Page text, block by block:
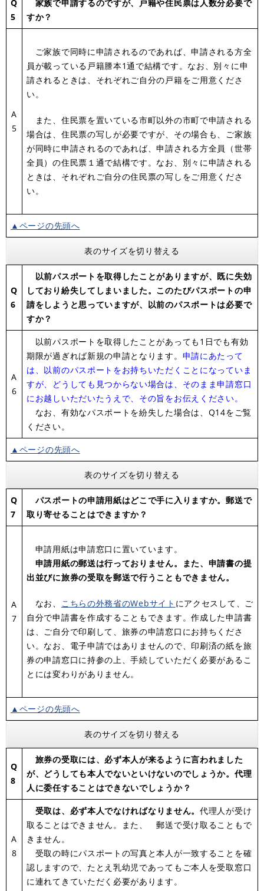
Q
5
家族で申請するのですが、戸籍や住民票は人数分必要で
すか？
A
5
ご家族で同時に申請されるのであれば、申請される方全
員が載っている戸籍謄本1通で結構です。なお、別々に申
請されるときは、それぞれご自分の戸籍をご用意くださ
い。
また、住民票を置いている市町以外の市町で申請される
場合は、住民票の写しが必要ですが、その場合も、ご家族
が同時に申請されるのであれば、申請される方全員（世帯
全員）の住民票１通で結構です。なお、別々に申請される
ときは、それぞれご自分の住民票の写しをご用意くださ
い。
▲ページの先頭へ
表のサイズを切り替える
Q
6
以前パスポートを取得したことがありますが、既に失効
しており紛失してしまいました。このたびパスポートの申
請をしようと思っていますが、以前のパスポートは必要で
すか？
A
6
以前パスポートを取得したことがあっても1日でも有効
期限が過ぎれば新規の申請となります。 申請にあたって
は、以前のパスポートをお持ちいただくことになっていま
すが、どうしても見つからない場合は、そのまま申請窓口
にお越しいただいたうえで、その旨をお伝えください。
なお、有効なパスポートを紛失した場合は、Q14をご覧
ください。
▲ページの先頭へ
表のサイズを切り替える
Q
7
パスポートの申請用紙はどこで手に入りますか。郵送で
取り寄せることはできますか？
A
7
申請用紙は申請窓口に置いています。
申請用紙の郵送は行っておりません。また、申請書の提
出並びに旅券の受取を郵送で行うこともできません。
なお、 こちらの外務省のWebサイト にアクセスして、ご
自分で申請書を作成することもできます。作成した申請書
は、ご自分で印刷して、旅券の申請窓口にお持ちくださ
い。なお、電子申請ではありませんので、印刷済の紙を旅
券の申請窓口に持参の上、手続していただく必要があるこ
とには変わりがありません。
▲ページの先頭へ
表のサイズを切り替える
Q
8
旅券の受取には、必ず本人が来るように言われました
が、どうしても本人でないといけないのでしょうか。代理
人に委任することはできないでしょうか？
A
8
受取は、必ず本人でなければなりません。代理人が受け
取ることはできません。また、 郵送で受け取ることもで
きません。
受取の時にパスポートの写真と本人が一致することを確
認しますので、たとえ乳幼児であってもご本人を受取窓口
に連れてきていただく必要があります。